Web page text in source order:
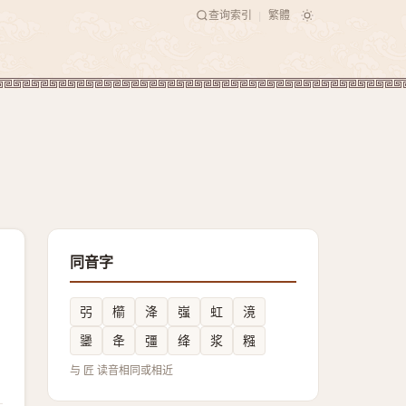
查询索引 繁體
同音字
弜 櫤 洚 嵹 虹
滰
䥒
夅 彊 绛 浆 糨
与 匠 读音相同或相近